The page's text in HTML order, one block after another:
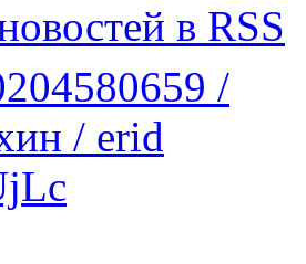
в RSS